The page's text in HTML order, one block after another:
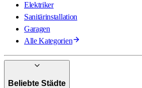
Elektriker
Sanitärinstallation
Garagen
Alle Kategorien
Beliebte Städte